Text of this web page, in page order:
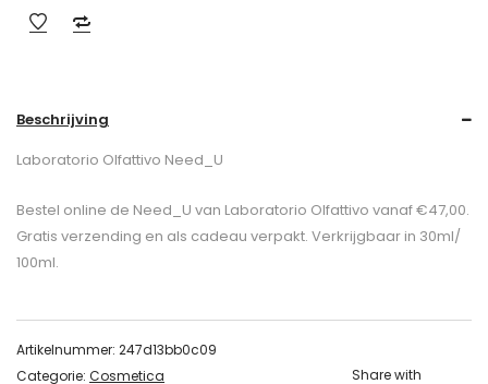
Beschrijving
Laboratorio Olfattivo Need_U
Bestel online de Need_U van Laboratorio Olfattivo vanaf €47,00.
Gratis verzending en als cadeau verpakt. Verkrijgbaar in 30ml/
100ml.
Artikelnummer: 247d13bb0c09
Categorie: Cosmetica
Share with